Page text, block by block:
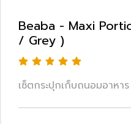
Beaba - Maxi
/ Grey )
เซ็ตกระปุกเก็บถนอมอา